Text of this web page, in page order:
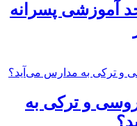
آموزشی پسرانه
روسی و ترکی به